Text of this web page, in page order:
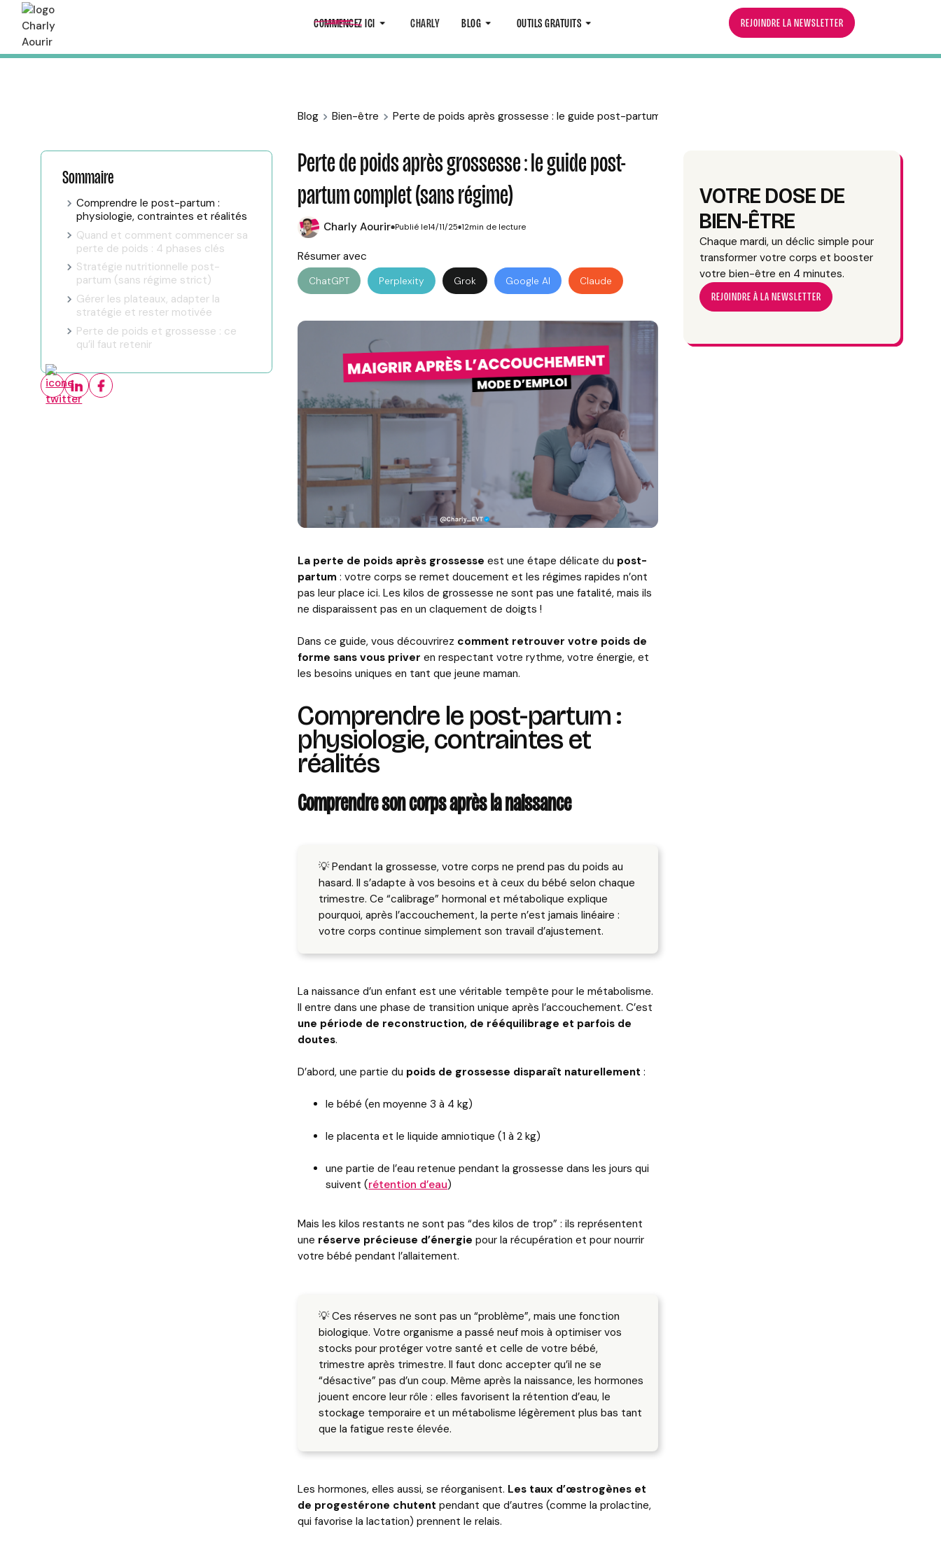
COMMENCEZ ICI CHARLY BLOG OUTILS GRATUITS REJOINDRE LA NEWSLETTER
Sommaire
Comprendre le post-partum :
physiologie, contraintes et réalités
Quand et comment commencer sa
perte de poids : 4 phases clés
Stratégie nutritionnelle post-
partum (sans régime strict)
Gérer les plateaux, adapter la
stratégie et rester motivée
Perte de poids et grossesse : ce
qu’il faut retenir
Blog Bien-être Perte de poids après grossesse : le guide post-partum complet (sans régime)
Perte de poids après grossesse : le guide post-
partum complet (sans régime)
Charly Aourir Publié le14/11/25 12min de lecture
Résumer avec
ChatGPT Perplexity Grok Google AI Claude
VOTRE DOSE DE
BIEN-ÊTRE
Chaque mardi, un déclic simple pour
transformer votre corps et booster
votre bien-être en 4 minutes.
REJOINDRE À LA NEWSLETTER
La perte de poids après grossesse est une étape délicate du post-
partum : votre corps se remet doucement et les régimes rapides n’ont
pas leur place ici. Les kilos de grossesse ne sont pas une fatalité, mais ils
ne disparaissent pas en un claquement de doigts !
Dans ce guide, vous découvrirez comment retrouver votre poids de
forme sans vous priver en respectant votre rythme, votre énergie, et
les besoins uniques en tant que jeune maman.
Comprendre le post-partum :
physiologie, contraintes et
réalités
Comprendre son corps après la naissance
💡 Pendant la grossesse, votre corps ne prend pas du poids au
hasard. Il s’adapte à vos besoins et à ceux du bébé selon chaque
trimestre. Ce “calibrage” hormonal et métabolique explique
pourquoi, après l’accouchement, la perte n’est jamais linéaire :
votre corps continue simplement son travail d’ajustement.
La naissance d’un enfant est une véritable tempête pour le métabolisme.
Il entre dans une phase de transition unique après l’accouchement. C’est
une période de reconstruction, de rééquilibrage et parfois de
doutes.
D’abord, une partie du poids de grossesse disparaît naturellement :
le bébé (en moyenne 3 à 4 kg)
le placenta et le liquide amniotique (1 à 2 kg)
une partie de l’eau retenue pendant la grossesse dans les jours qui
suivent (rétention d’eau)
Mais les kilos restants ne sont pas “des kilos de trop” : ils représentent
une réserve précieuse d’énergie pour la récupération et pour nourrir
votre bébé pendant l’allaitement.
💡 Ces réserves ne sont pas un “problème”, mais une fonction
biologique. Votre organisme a passé neuf mois à optimiser vos
stocks pour protéger votre santé et celle de votre bébé,
trimestre après trimestre. Il faut donc accepter qu’il ne se
“désactive” pas d’un coup. Même après la naissance, les hormones
jouent encore leur rôle : elles favorisent la rétention d’eau, le
stockage temporaire et un métabolisme légèrement plus bas tant
que la fatigue reste élevée.
Les hormones, elles aussi, se réorganisent. Les taux d’œstrogènes et
de progestérone chutentpendant que d’autres (comme la prolactine,
qui favorise la lactation) prennent le relais.